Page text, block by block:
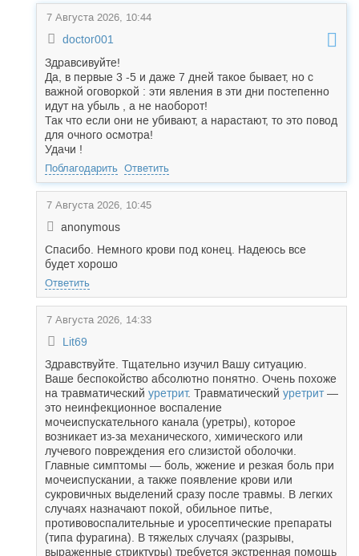
7 Августа 2026, 10:44
doctor001
Здравсивуйте!
Да, в первые 3 -5 и даже 7 дней такое бывает, но с
важной оговоркой : эти явления в эти дни постепенно
идут на убыль , а не наоборот!
Так что если они не убивают, а нарастают, то это повод
для очного осмотра!
Удачи !
Поблагодарить Ответить
7 Августа 2026, 10:45
anonymous
Спасибо. Немного крови под конец. Надеюсь все
будет хорошо
Ответить
7 Августа 2026, 14:33
Lit69
Здравствуйте. Тщательно изучил Вашу ситуацию.
Ваше беспокойство абсолютно понятно. Очень похоже
на травматический уретрит. Травматический уретрит—
это неинфекционное воспаление
мочеиспускательного канала (уретры), которое
возникает из-за механического, химического или
лучевого повреждения его слизистой оболочки.
Главные симптомы — боль, жжение и резкая боль при
мочеиспускании, а также появление крови или
сукровичных выделений сразу после травмы. В легких
случаях назначают покой, обильное питье,
противовоспалительные и уросептические препараты
(типа фурагина). В тяжелых случаях (разрывы,
выраженные стриктуры) требуется экстренная помощь